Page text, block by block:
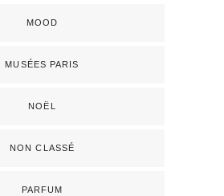
MOOD
MUSÉES PARIS
NOËL
NON CLASSÉ
PARFUM